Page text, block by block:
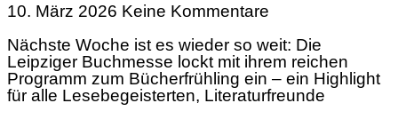
10. März 2026 Keine Kommentare
Nächste Woche ist es wieder so weit: Die
Leipziger Buchmesse lockt mit ihrem reichen
Programm zum Bücherfrühling ein – ein Highlight
für alle Lesebegeisterten, Literaturfreunde